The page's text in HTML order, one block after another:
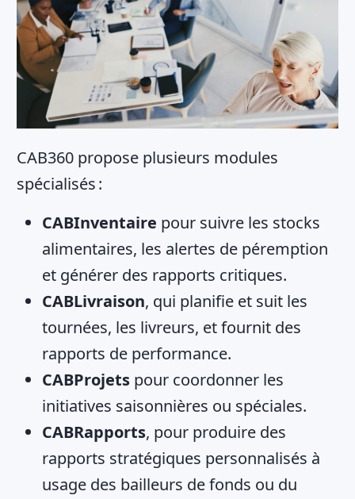
CAB360 propose plusieurs modules
spécialisés :
CABInventaire pour suivre les stocks
alimentaires, les alertes de péremption
et générer des rapports critiques.
CABLivraison, qui planifie et suit les
tournées, les livreurs, et fournit des
rapports de performance.
CABProjets pour coordonner les
initiatives saisonnières ou spéciales.
CABRapports, pour produire des
rapports stratégiques personnalisés à
usage des bailleurs de fonds ou du